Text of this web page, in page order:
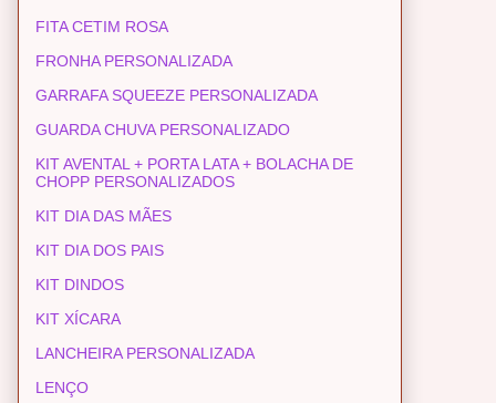
FITA CETIM ROSA
FRONHA PERSONALIZADA
GARRAFA SQUEEZE PERSONALIZADA
GUARDA CHUVA PERSONALIZADO
KIT AVENTAL + PORTA LATA + BOLACHA DE
CHOPP PERSONALIZADOS
KIT DIA DAS MÃES
KIT DIA DOS PAIS
KIT DINDOS
KIT XÍCARA
LANCHEIRA PERSONALIZADA
LENÇO